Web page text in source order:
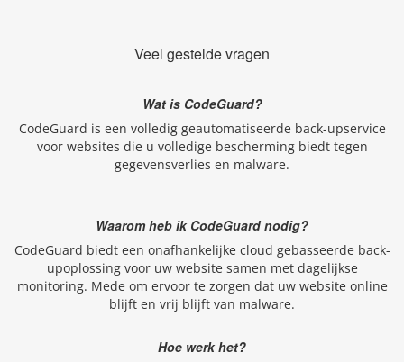
Veel gestelde vragen
Wat is CodeGuard?
CodeGuard is een volledig geautomatiseerde back-upservice
voor websites die u volledige bescherming biedt tegen
gegevensverlies en malware.
Waarom heb ik CodeGuard nodig?
CodeGuard biedt een onafhankelijke cloud gebasseerde back-
upoplossing voor uw website samen met dagelijkse
monitoring. Mede om ervoor te zorgen dat uw website online
blijft en vrij blijft van malware.
Hoe werk het?